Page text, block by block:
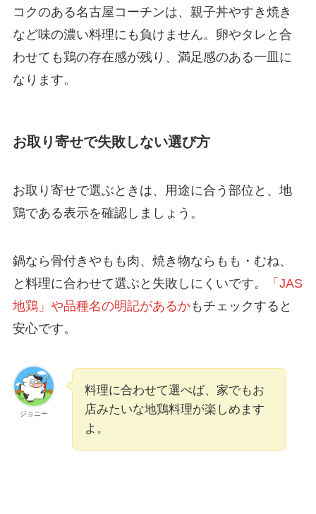
コクのある名古屋コーチンは、親子丼やすき焼き
など味の濃い料理にも負けません。卵やタレと合
わせても鶏の存在感が残り、満足感のある一皿に
なります。
お取り寄せで失敗しない選び方
お取り寄せで選ぶときは、用途に合う部位と、地
鶏である表示を確認しましょう。
鍋なら骨付きやもも肉、焼き物ならもも・むね、
と料理に合わせて選ぶと失敗しにくいです。
「JAS
地鶏」や品種名の明記があるかもチェックすると
安心です。
ジョニー
料理に合わせて選べば、家でもお
店みたいな地鶏料理が楽しめます
よ。